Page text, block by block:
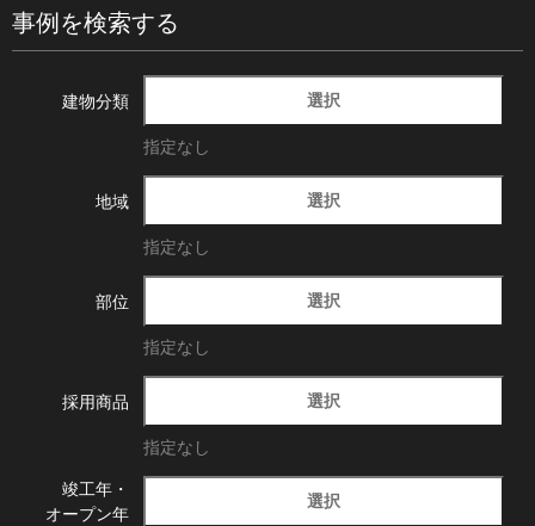
事例を検索する
建物分類 選択
指定なし
地域 選択
指定なし
部位 選択
指定なし
採用商品 選択
指定なし
竣工年・
オープン年
選択